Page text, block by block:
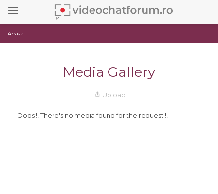
Acasa
Media Gallery
Upload
Oops !! There's no media found for the request !!